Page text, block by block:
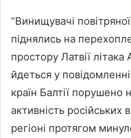
“Винищувачі
піднялись на
простору Латвії
йдеться у
країн Балтії порушено
активність російських
регіоні протягом